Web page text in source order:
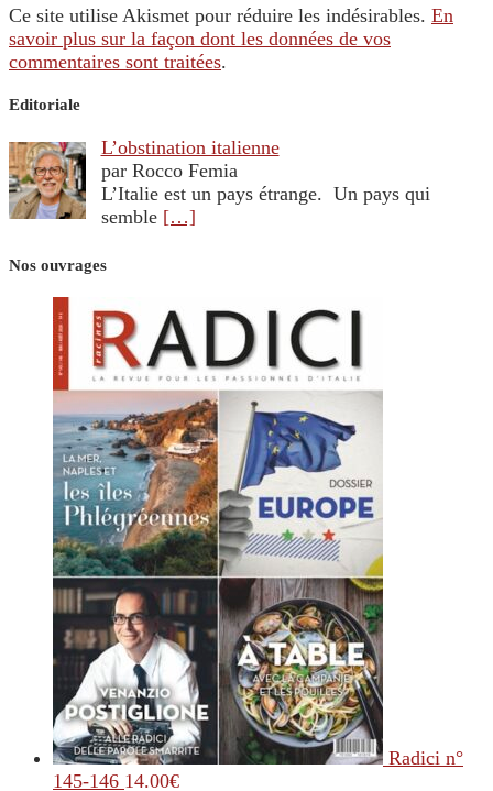
Ce site utilise Akismet pour réduire les indésirables. En
savoir plus sur la façon dont les données de vos
commentaires sont traitées.
Editoriale
L’obstination italienne
par Rocco Femia
L’Italie est un pays étrange. Un pays qui
semble […]
Nos ouvrages
Radici n°
145-146 14.00€